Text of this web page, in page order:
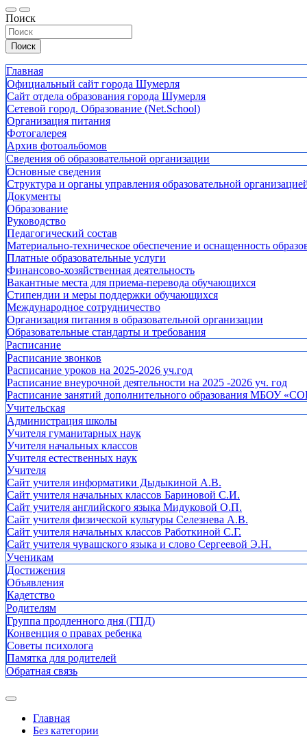
Поиск
Поиск
Главная
Официальный сайт города Шумерля
Сайт отдела образования города Шумерля
Сетевой город. Образование (Net.School)
Организация питания
Фотогалерея
Архив фотоальбомов
Сведения об образовательной организации
Основные сведения
Структура и органы управления образовательной
Документы
Образование
Руководство
Педагогический состав
Материально-техническое обеспечение и оснащенность
Платные образовательные услуги
Финансово-хозяйственная деятельность
Вакантные места для приема-перевода обучающихся
Стипендии и меры поддержки обучающихся
Международное сотрудничество
Организация питания в образовательной организации
Образовательные стандарты и требования
Расписание
Расписание звонков
Расписание уроков на 2025-2026 уч.год
Расписание внеурочной деятельности на 2025 -2026 уч. год
Расписание занятий дополнительного образования МБОУ
Учительская
Администрация школы
Учителя гуманитарных наук
Учителя начальных классов
Учителя естественных наук
Учителя
Cайт учителя информатики Дыдыкиной А.В.
Сайт учителя начальных классов Бариновой С.И.
Сайт учителя английского языка Мидуковой О.П.
Сайт учителя физической культуры Селезнева А.В.
Сайт учителя начальных классов Работкиной С.Г.
Сайт учителя чувашского языка и слово Сергеевой Э.Н.
Ученикам
Достижения
Объявления
Кадетство
Родителям
Группа продленного дня (ГПД)
Конвенция о правах ребенка
Советы психолога
Памятка для родителей
Обратная связь
Главная
Без категории